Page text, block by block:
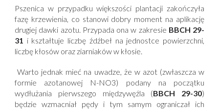
Pszenica w przypadku większości plantacji zakończyła
fazę krzewienia, co stanowi dobry moment na aplikację
drugiej dawki azotu. Przypada ona w zakresie BBCH 29-
31 i kształtuje liczbę źdźbeł na jednostce powierzchni,
liczbę kłosów oraz ziarniaków w kłosie.
Warto jednak mieć na uwadze, że w azot (zwłaszcza w
formie azotanowej N-NO3) podany na początku
wydłużania pierwszego międzywęźla (BBCH 29-30)
będzie wzmacniał pędy i tym samym ograniczał ich